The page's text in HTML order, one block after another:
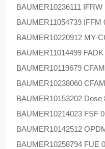
BAUMER10236111 IFRW
BAUMER11054739 IFFM
BAUMER10220912 MY-
BAUMER11014499
BAUMER10119679
BAUMER10238060
BAUMER10153202 Dose
BAUMER10214023 FSF
BAUMER10142512
BAUMER10258794 FUE